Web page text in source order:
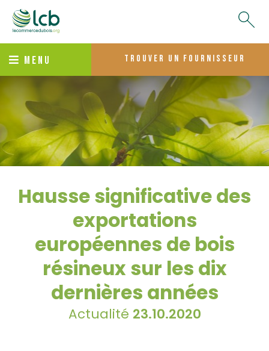
MENU trouver un fournisseur
Hausse significative des
exportations
européennes de bois
résineux sur les dix
dernières années
Actualité 23.10.2020